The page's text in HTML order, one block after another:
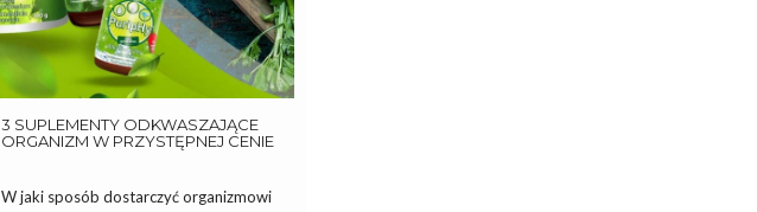
3 SUPLEMENTY ODKWASZAJĄCE
ORGANIZM W PRZYSTĘPNEJ CENIE
W jaki sposób dostarczyć organizmowi